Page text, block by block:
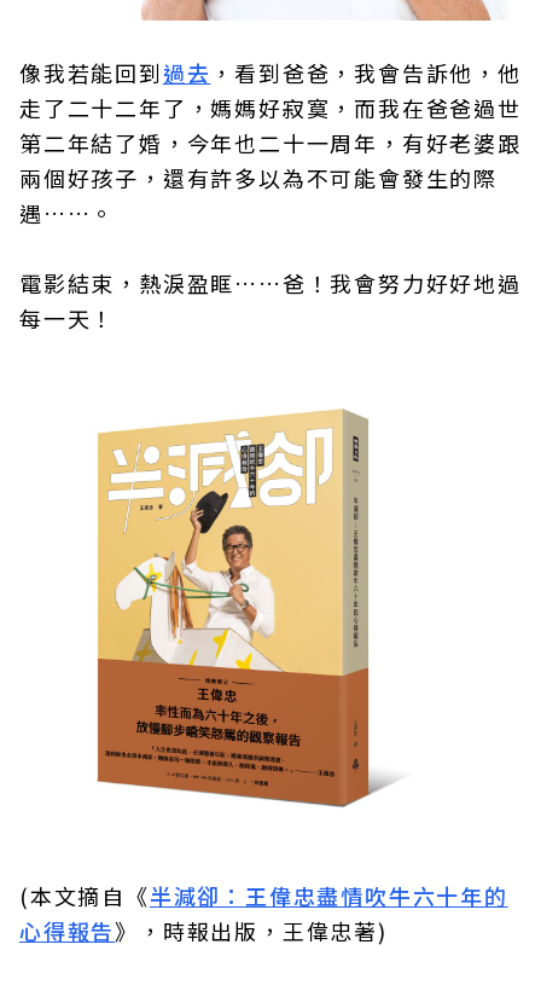
像我若能回到過去 ，看到爸爸，我會告訴他，他
走了二十二年了，媽媽好寂寞，而我在爸爸過世
第二年結了婚，今年也二十一周年，有好老婆跟
兩個好孩子，還有許多以為不可能會發生的際
遇……。
電影結束，熱淚盈眶……爸！我會努力好好地過
每一天！
(本文摘自《半減卻：王偉忠盡情吹牛六十年的
心得報告》，時報出版，王偉忠著)